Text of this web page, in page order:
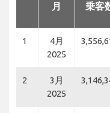
月 乗客
1
4月
2025
2
3月
2025